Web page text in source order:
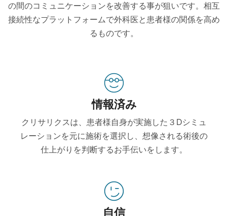
の間のコミュニケーションを改善する事が狙いです。相互
接続性なプラットフォームで外科医と患者様の関係を高め
るものです。
情報済み
クリサリクスは、患者様自身が実施した３Dシミュ
レーションを元に施術を選択し、想像される術後の
仕上がりを判断するお手伝いをします。
自信